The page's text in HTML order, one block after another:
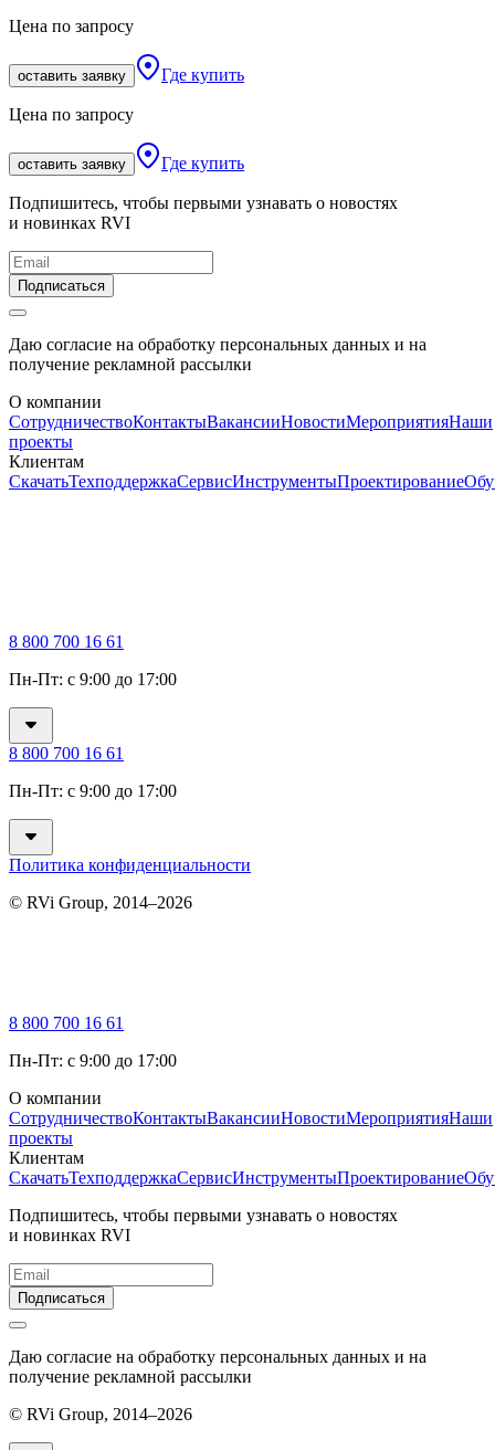
Цена по запросу
оставить заявку Где купить
Цена по запросу
оставить заявку Где купить
Подпишитесь, чтобы первыми узнавать о новостях
и новинках RVI
Подписаться
Даю согласие на обработку персональных данных и на
получение рекламной рассылки
О компании
СотрудничествоКонтактыВакансииНовостиМероприятияНаши
проекты
Клиентам
СкачатьТехподдержкаСервисИнструментыПроектирование
8 800 700 16 61
Пн-Пт: с 9:00 до 17:00
8 800 700 16 61
Пн-Пт: с 9:00 до 17:00
Политика конфиденциальности
© RVi Group, 2014–2026
8 800 700 16 61
Пн-Пт: с 9:00 до 17:00
О компании
СотрудничествоКонтактыВакансииНовостиМероприятияНаши
проекты
Клиентам
СкачатьТехподдержкаСервисИнструментыПроектирование
Подпишитесь, чтобы первыми узнавать о новостях
и новинках RVI
Подписаться
Даю согласие на обработку персональных данных и на
получение рекламной рассылки
© RVi Group, 2014–2026